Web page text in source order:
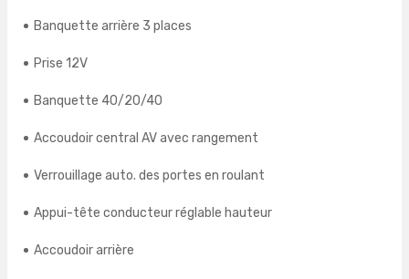
Banquette arrière 3 places
Prise 12V
Banquette 40/20/40
Accoudoir central AV avec rangement
Verrouillage auto. des portes en roulant
Appui-tête conducteur réglable hauteur
Accoudoir arrière